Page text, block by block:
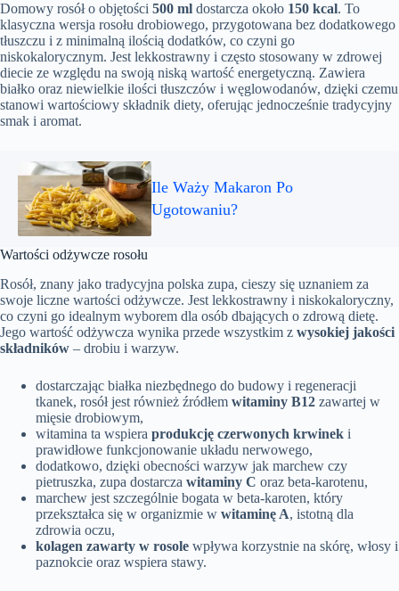
Domowy rosół o objętości 500 ml dostarcza około 150 kcal. To
klasyczna wersja rosołu drobiowego, przygotowana bez dodatkowego
tłuszczu i z minimalną ilością dodatków, co czyni go
niskokalorycznym. Jest lekkostrawny i często stosowany w zdrowej
diecie ze względu na swoją niską wartość energetyczną. Zawiera
białko oraz niewielkie ilości tłuszczów i węglowodanów, dzięki czemu
stanowi wartościowy składnik diety, oferując jednocześnie tradycyjny
smak i aromat.
Ile Waży Makaron Po
Ugotowaniu?
Wartości odżywcze rosołu
Rosół, znany jako tradycyjna polska zupa, cieszy się uznaniem za
swoje liczne wartości odżywcze. Jest lekkostrawny i niskokaloryczny,
co czyni go idealnym wyborem dla osób dbających o zdrową dietę.
Jego wartość odżywcza wynika przede wszystkim z wysokiej jakości
składników – drobiu i warzyw.
dostarczając białka niezbędnego do budowy i regeneracji
tkanek, rosół jest również źródłem witaminy B12 zawartej w
mięsie drobiowym,
witamina ta wspiera produkcję czerwonych krwinek i
prawidłowe funkcjonowanie układu nerwowego,
dodatkowo, dzięki obecności warzyw jak marchew czy
pietruszka, zupa dostarcza witaminy C oraz beta-karotenu,
marchew jest szczególnie bogata w beta-karoten, który
przekształca się w organizmie w witaminę A, istotną dla
zdrowia oczu,
kolagen zawarty w rosole wpływa korzystnie na skórę, włosy i
paznokcie oraz wspiera stawy.